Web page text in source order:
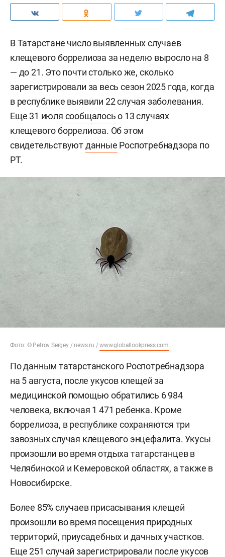
В Татарстане число выявленных случаев
клещевого боррелиоза за неделю выросло на 8
— до 21. Это почти столько же, сколько
зарегистрировали за весь сезон 2025 года, когда
в республике выявили 22 случая заболевания.
Еще 31 июля сообщалосьо 13 случаях
клещевого боррелиоза. Об этом
свидетельствуютданные Роспотребнадзора по
РТ.
Фото: © Petrov Sergey / news.ru /www.globallookpress.com
По данным татарстанского Роспотребнадзора
на 5 августа, после укусов клещей за
медицинской помощью обратились 6 984
человека, включая 1 471 ребенка. Кроме
боррелиоза, в республике сохраняются три
завозных случая клещевого энцефалита. Укусы
произошли во время отдыха татарстанцев в
Челябинской и Кемеровской областях, а также в
Новосибирске.
Более 85% случаев присасывания клещей
произошли во время посещения природных
территорий, приусадебных и дачных участков.
Еще 251 случай зарегистрировали после укусов